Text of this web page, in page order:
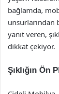
bağlamda,
yanıt veren,
dikkat çekiyor.
Şıklığın Ön